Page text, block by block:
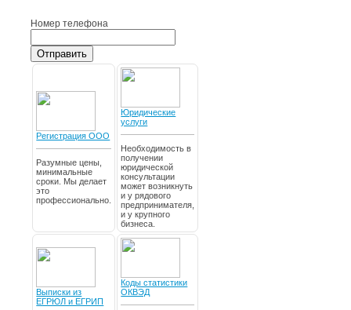
Номер телефона
Отправить
Регистрация ООО
Разумные цены,
минимальные
сроки. Мы делает
это
профессионально.
Юридические
услуги
Необходимость в
получении
юридической
консультации
может возникнуть
и у рядового
предпринимателя,
и у крупного
бизнеса.
Выписки из
ЕГРЮЛ и ЕГРИП
Коды статистики
ОКВЭД